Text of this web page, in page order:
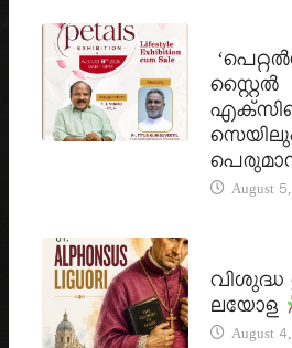
സ്റ്റൈൽ
August
വിശുദ്ധ
ലയോള
August